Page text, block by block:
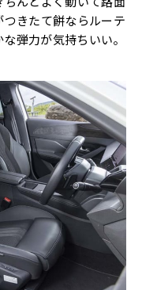
きたて餅ならルーテ
弾力が気持ちいい。